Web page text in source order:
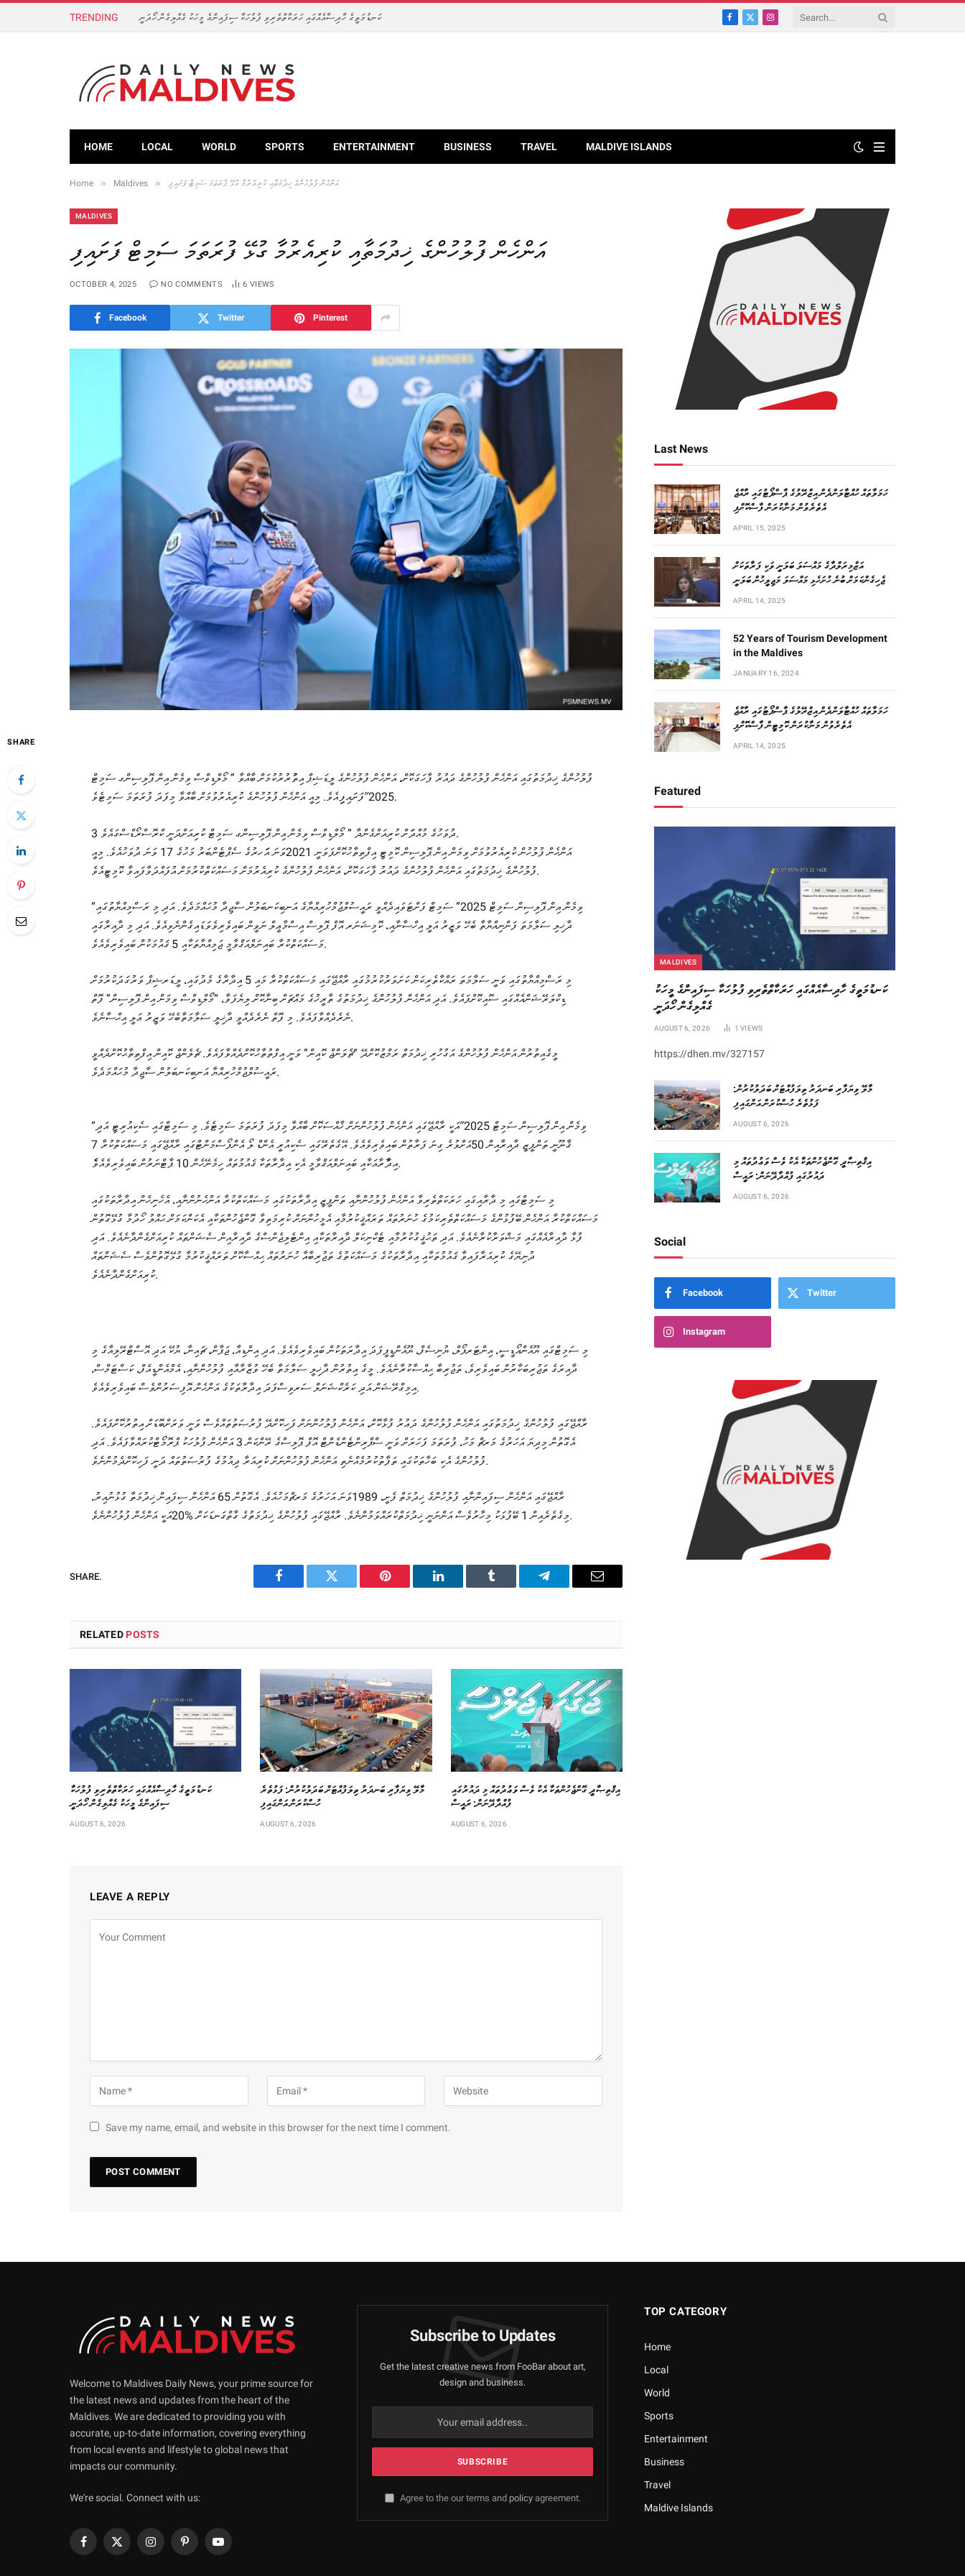
TRENDING ކަނޑުމަތީގެ ހާދިސާއެއްގައި ހަރަކާތްތެރިވި ފުލުހަކާ ސިފައިންގެ މީހަކު ގެއްލިގެން ހޯދަނީ
Facebook
X
Instagram
HOME LOCAL WORLD SPORTS ENTERTAINMENT BUSINESS TRAVEL MALDIVE ISLANDS
Home » Maldives » އަންހެން ފުލުހުންގެ ޚިދުމަތާއި ކުރިއެރުމާ ގުޅޭ ފުރަތަމަ ސަމިޓް ފަށައިފި
MALDIVES
އަންހެން ފުލުހުންގެ ޚިދުމަތާއި ކުރިއެރުމާ ގުޅޭ ފުރަތަމަ ސަމިޓް ފަށައިފި
OCTOBER 4, 2025 NO COMMENTS 6 VIEWS
Facebook Twitter Pinterest
SHARE
ފުލުހުންގެ ޚިދުމަތުގައި އަންހެން ފުލުހުންގެ ދައުރު ފާހަގަކޮށް، އަންހެން ފުލުހުންގެ ލީޑަޝިޕް އިތުުރުރުކުމަށް ބާއްވާ ” މޯލްޑިވްސް ވިމެން އިން ޕޮލިސިންގ ސަމިޓް
2025″ފަށައިފިިއެވެ. މިއީ އަންހެން ފުލުހުންގެ ކުރިއެރުވުމަށް ބާއްވާ މިފަދަ ފުރަތަމަ ސަމިޓެވެ.
3 ދުވަހުގެ މުއްދަަށް ކުރިއަށްގެންދާ ” މޯލްޑިވްސް ވިމެން އިން ޕޮލިސިންގ ސަމިޓް ކުރިއަށްދަނީ ކްރޮސްރޯޑްސްގައެވެ.
އަންހެން ފުލުހުން ކުރިއެރުވުމަށް ވިމަން އިން ޕޮލިސިން ކޮމިޓީ އިފްތިތާހުކޮށްފަވަނީ 2021ވަނަ އަަހރުގެ ސެޕްޓެންބަރު މަހުގެ 17 ވަނަ ދުވަހުއެވެ. މިއީ
ފުލުހުންގެ ޚިދުމަތުގައި އަންހެން ފުލުހުންގެ ދައުރު ފާހަގަކޮށް، އަންހެން ފުލުހުންގެ ކުރިއެރުމަށް މަސައްކަތްކުރުމަށް އުފައްދަވާފައިވާ ކޮމިޓީއެވެ.
“ވިމެން އިން ޕޮލިސިން ސަމިޓް 2025” ސަމިޓް ފަށްޓަވައިދެއްވީ ރައީސުލްޖުމްހުރިއްޔާގެ އަނބިކަނބަލުން ސާޖިދާ މުޙައްމަދެވެ. އަދި މި ރަސްމިއްޔާތުގައި
ދާޚިލި ސަލާމަތަ ފަންނިއްޔާތާ ބެހޭ ވަޒީރު އަލީ އިހްސާނާއި، ކޮމިޝަނަރ އޮފް ޕޮލިސް އިސްމާޢީލް ނަވީން ބައިވެރިވެވަޑައިގެންނެވިއެވެ. އަދި މި ދާއިރާގައި
މަސައްކަތްކުރާ ބައިނަލްއަޤްވާމީ ޖަމިއްޔާތަކާއި 5 ޤައުމަކުން ބައިވެރިވެއެވެ.
މި ރަސްމިއްޔާތުގައި ވަނީ ސަލާމަތަ ރައްކާތެރިކަން ކަށަވަރުކުރުމުގައި ރާއްޖޭގައި މަސައްކަތްކުރާ މައި 5 އިދާރާގެ މެދުގައި، ލީޑަރޝިޕް ވަރުގަދަކުރުމަށް
ޑިކްލަރޭޝަންއެއްގައި ސޮއިކޮށްފައެވެ. އަދި އަންހެން ފުލުހުންގެ ޚިދުމަތުގެ ތާރީޚުގެ މައްޗަށް ބިނާކޮށް ލިޔެފަވާ، “މޯލްޑިވްސް ވިމަން އިން ޕޮލިސިން” ފޮތް
ނެރެދެއްވާފައެވެ. މި ފޮތް ނެރެދެއްވީ ދާޚިލީ ސަލާމަތާބެހޭ ވަޒީރު ޢަލީ އިޙްސާނެވެ.
މީގެއިތުރުން އަންހެން ފުލުހުންގެ އަގުހުރި ޚިދުމަތް ރަމްޒުކޮށްދޭ “ޗެލަންޖް ކޮއިން” ވަނީ އިފްތުތާހުކޮށްދެއްވާފައެވެ. ޗެލެންޖް ކޮއިން އިފްތިތާޙުކޮށްދެއްވީ
ރައީސުލްޖުމްހުރިއްޔާ އަނބިކަނބަލުން ސާޖިދާ މުޙައްމަދެވެ.
“ވިމެން އިން ޕޮލިސިން ސަމިޓް 2025″އަކީ ރާއްޖޭގައި އަންހެން ފުލުހުންނަށް ޚާއްސަކޮށް ބާއްވާ މިފަދަ ފުރަތަމަ ސަމިޓެވެ. މި ސަމިޓްގައި ސެކިއުރިޓީ އަދި
ޤާނޫނީ ތަންފީޒީ ދާއިރާއިން 50އަށްވުރެ ގިނަ ފަރާތުން ބައިވެރިވެއެވެ. އޭގެތެރޭގައި ސެކިއުރީ އެންޑް ލޯ އެންފޯސްމަންޓްގައި ރާއްޖޭގައި މަސައްކަތްކުރާ 7
އިދާާރާއަކާއި ބައިނަލްއަޤްވާމީ އެކި އިދާރާތަކާ ޤައުމުތައް ހިމެނޭހެން 10 ޕާޓްނަރުން ބައިވެރިވެއެވެެ.
މި ސަމިޓްގައި މި ދާރާއިގައި ހަރަކަތްތެރިވާ އަންހެން ފުލުހުންނާއި ތަންފީޒީ އިދާރާތަކުގައި މަސައްކަތްކުރާ އަންހެނުންނާއި، އެހެނިހެން އިދާރާތަކުގައި
މަސައްކަތްކުރާ އަންހެން ބޭފުޅުންގެ މަސައްކަތްތެރިކަމުގެ ހުނަރުތައް ތަރައްޤީކުރުމާއި އެމީހުންނަށް ކުރިމަތިވާ ގޮންޖެހުންތަކާއި އެކަންކަމަށް ޙައްލު ހޯދުމާ ގުޅޭގޮތުން
ފުޅާ ދާއިރާއެއްގައި މަޝްވަރާކުރާނެއެވެ. އަދި ތަޙުޤީގުކުރުމާއި ޓެކްނިކަލް ދާއިރާތަކާއި އިންޓެލިޖެންސްގެ ދާއިރާއިން ސެޝަންތައް ކުރިއަށްގެންދާނެއެވެ. އަދި
ދުނިޔޭގެ ކުރިއަރާފައިވާ ޤައުމުތަކާއި އިދާރާތަކުގެ މަސައްކަތުގެ ތަޖުރިބާއާ ހުނަރުތައް ޙިއްސާކޮށް ތަރައްޤީކުރުމާ ގުޅޭގޮތުންވެސް ސެޝަންތައް
ކުރިއަށްގެންދާނެއެވެ.
މި ސަމިޓްގައި ޔޫއެންއޯޑީސީ، އިންޓަރޕޯލް، ޔުނިސެފް، ޔޫއެންޑީޕީފަދަ އިދާރަތަކުން ބައިވެރިވެއެވެ. އަދި އިންޑިއާ، ޖަޕާން، ޗައިނާ، ޔުކޭ އަދި އޮސްޓްރޭލިއާގެ މި
ދާއިރަގެ ތަޖުރިބަކާރުން ބައިވެރިވެ، ތަޖުރިބާ ޙިއްސާކުރާނެއެވެ. މީގެ އިތުރުން ދާޚިލީ ސަލާމަތާ ބެހޭ ވުޒާރާއާއި ފުލުހުންނާއި، އެމްއެންޑީއެފް، ކަސްޓަމްސް،
އިމިގްރޭޝަން އަދި ކަރެކްޝަނަލް ސަރވިސްފަދަ އިދާރާތަކުގެ އަންހެން އޮފިސަރުންވެސް ބައިވެރިވެއެވެ.
ރާއްޖޭގައި ފުލުހުންގެ ޚިދުމަތުގައި އަންހެން ފުލުހުންގެ ދަޢުރު ފުޅާކޮށް، އަންހެން ފުލުހުންނަށް ފަހިކޮށްދޭ ފުރުޞަތުތައްވެސް ވަނީ ވަރަށްބޮޑަށް އިތުރުކޮށްފައެވެ.
އެގޮތުން މިދިޔަ އަހަރުގެ މަރޗް މަހު، ފުރަތަމަ ފަހަރަށް ވަނީ ސްޕްރިންޓެންޑެންޓް އޮފް ޕޮލިސްގެ ރޭންކަން 3 އަންހެން ފުލުހަކު ޕްރޮމޯޓްކުރައްވާފައެވެ. އަދި
ފުލުހުންގެ އެކި ބަހާތަކުގައި ތަފާތުކުރުމެއްނެތި އަންހެން ފުލުހުންނަށް ކުރިއަރާ ދިއުމުގެ ފުރުޞަތުތައް ދަނީ ފަހިކޮށްދެމުންނެވެ.
ރާއްޖޭގައި އަންހެން ސިފައިންނާއި ފުލުހުންގެ ޚިދުމަތް ފެށީ، 1989ވަނަ އަހަރުގެ މަރޗްމަހުއެވެ. އެގޮތުން 65 އަންހެން ސިފައިން ޚިދުމަތާ ގުޅުނުއިރު،
މިގެތެރެއިން 1 ބޭފުޅަކު މިހާރުވެސް އަންނަނީ ޚިދުމަތްކުރައްވަމުންނެވެ. ރާއްޖޭގައި ފުލުހުންގެ ޚިދުމަތުގެ ގާތްގަނޑަކަށް %20އަކީ އަންހެން ފުލުހުންނެވެ.
SHARE.
Facebook Twitter Pinterest LinkedIn Tumblr Telegram Email
RELATED POSTS
ކަނޑުމަތީގެ ހާދިސާއެއްގައި ހަރަކާތްތެރިވި ފުލުހަކާ
ސިފައިންގެ މީހަކު ގެއްލިގެން ހޯދަނީ
AUGUST 6, 2026
މާލޭ ވިޔަފާރި ބަނދަރު ތިލަފުއްޓަށް ބަދަލުކުރުން: ފަޅުތެރެ
ހުސްކުރަން އަންގައިފި
AUGUST 6, 2026
އިޤްތިޞާދީ ގޮންޖެހުންތަކާ އެކު ވެސް ވަޢުދުތައް މި ދައުރުގައި
ފުއްދާދޭނަން: ރައީސް
AUGUST 6, 2026
LEAVE A REPLY
Save my name, email, and website in this browser for the next time I comment.
Last News
ހަމަލާތައް ހުއްޓާލަންދެން އިޒްރޭލުގެ ޕާސްޕޯޓުގައި ރާއްޖެ
އެތެރެވުން މަނާކުރަން ފާސްކޮށްފި
APRIL 15, 2025
އަޒްމިރަލްދާގެ މައްސަލަ ބަލަނީ ވަކި ފަރާތަކަށް
ޖެހިގެންކަމަށް ބުނެ ހުށަހެޅި މައްސަލަ މަޖިލީހުން ބަލަނީ
APRIL 14, 2025
52 Years of Tourism Development
in the Maldives
JANUARY 16, 2024
ހަމަލާތައް ހުއްޓާލަންދެން އިޒްރޭލުގެ ޕާސްޕޯޓުގައި ރާއްޖެ
އެތެރެވުން މަނާކުރަން ކޮމިޓީން ފާސްކޮށްފި
APRIL 14, 2025
Featured
MALDIVES
ކަނޑުމަތީގެ ހާދިސާއެއްގައި ހަރަކާތްތެރިވި ފުލުހަކާ ސިފައިންގެ މީހަކު
ގެއްލިގެން ހޯދަނީ
AUGUST 6, 2026 1VIEWS
https://dhen.mv/327157
މާލޭ ވިޔަފާރި ބަނދަރު ތިލަފުއްޓަށް ބަދަލުކުރުން:
ފަޅުތެރެ ހުސްކުރަން އަންގައިފި
AUGUST 6, 2026
އިޤްތިޞާދީ ގޮންޖެހުންތަކާ އެކު ވެސް ވަޢުދުތައް މި
ދައުރުގައި ފުއްދާދޭނަން: ރައީސް
AUGUST 6, 2026
Social
Facebook Twitter
Instagram
Welcome to Maldives Daily News, your prime source for
the latest news and updates from the heart of the
Maldives. We are dedicated to providing you with
accurate, up-to-date information, covering everything
from local events and lifestyle to global news that
impacts our community.
We're social. Connect with us:
Facebook
X
InstagramPinterestYouTube
Subscribe to Updates
Get the latest creative news from FooBar about art,
design and business.
Agree to the our terms and policyagreement.
TOP CATEGORY
Home
Local
World
Sports
Entertainment
Business
Travel
Maldive Islands